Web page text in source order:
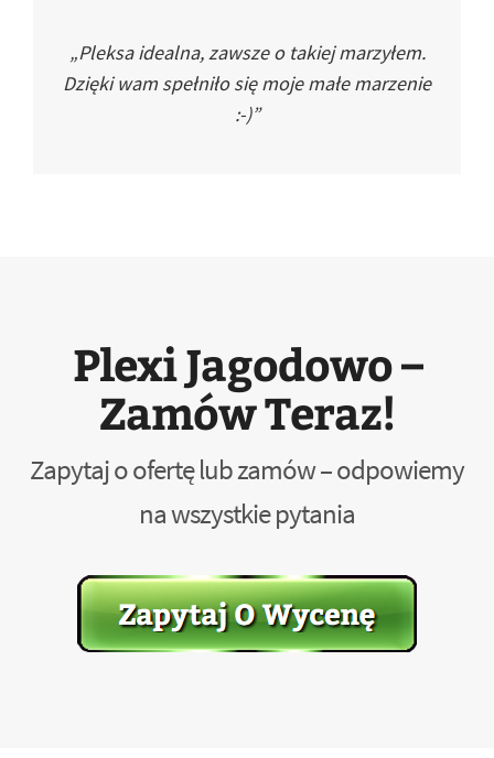
„Pleksa idealna, zawsze o takiej marzyłem.
Dzięki wam spełniło się moje małe marzenie
:-)”
Plexi Jagodowo –
Zamów Teraz!
Zapytaj o ofertę lub zamów – odpowiemy
na wszystkie pytania